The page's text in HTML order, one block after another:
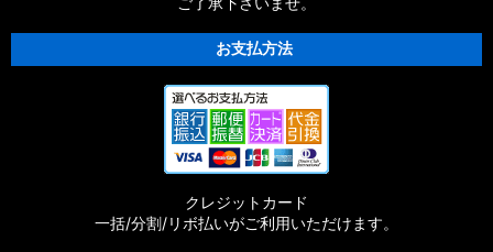
お支払方法
クレジットカード
一括/分割/リボ払いがご利用いただけます。